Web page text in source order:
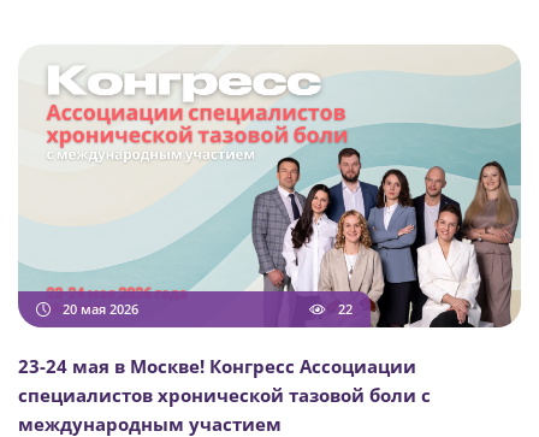
20 мая 2026 22
23-24 мая в Москве! Конгресс Ассоциации
специалистов хронической тазовой боли с
международным участием